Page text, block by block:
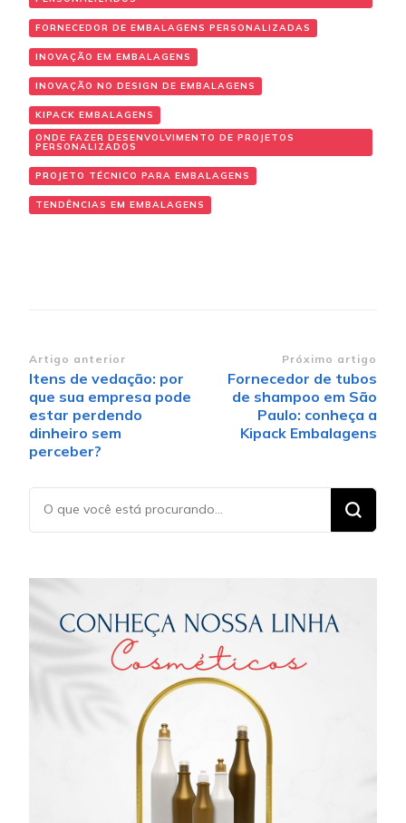
FORNECEDOR DE EMBALAGENS PERSONALIZADAS
INOVAÇÃO EM EMBALAGENS
INOVAÇÃO NO DESIGN DE EMBALAGENS
KIPACK EMBALAGENS
ONDE FAZER DESENVOLVIMENTO DE PROJETOS
PERSONALIZADOS
PROJETO TÉCNICO PARA EMBALAGENS
TENDÊNCIAS EM EMBALAGENS
Navegação de post
Artigo anterior
Itens de vedação: por
que sua empresa pode
estar perdendo
dinheiro sem
perceber?
Próximo artigo
Fornecedor de tubos
de shampoo em São
Paulo: conheça a
Kipack Embalagens
Procurando
algo?